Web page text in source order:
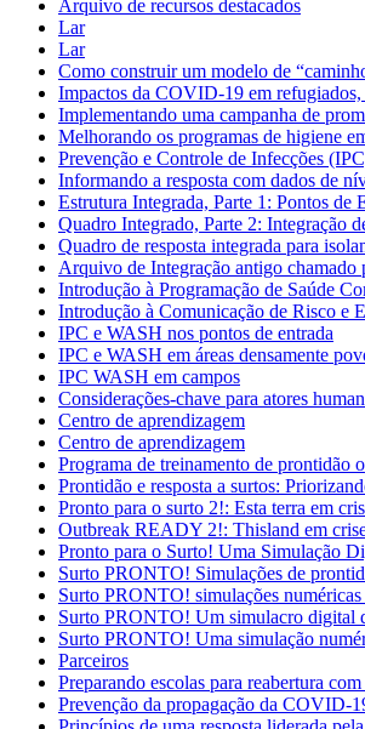
Arquivo de recursos destacados
Lar
Lar
Como construir um modelo de
Impactos da COVID-19 em refugiados,
Implementando uma campanha de
Melhorando os programas de higiene
Prevenção e Controle de Infecções
Informando a resposta com dados de
Estrutura Integrada, Parte 1: Pontos de
Quadro Integrado, Parte 2: Integração
Quadro de resposta integrada para
Arquivo de Integração antigo chamado
Introdução à Programação de Saúde
Introdução à Comunicação de Risco
IPC e WASH nos pontos de entrada
IPC e WASH em áreas densamente
IPC WASH em campos
Considerações-chave para atores
Centro de aprendizagem
Centro de aprendizagem
Programa de treinamento de prontidão
Prontidão e resposta a surtos:
Pronto para o surto 2!: Esta terra em
Outbreak READY 2!: Thisland em
Pronto para o Surto! Uma Simulação
Surto PRONTO! Simulações de
Surto PRONTO! simulações numéricas
Surto PRONTO! Um simulacro digital
Surto PRONTO! Uma simulação
Parceiros
Preparando escolas para reabertura
Prevenção da propagação da COVID-